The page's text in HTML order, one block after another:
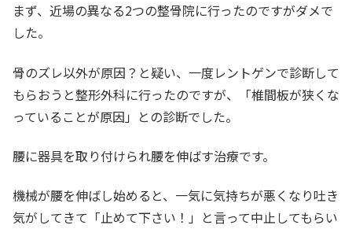
まず、近場の異なる2つの整骨院に行ったのですがダメで
した。
骨のズレ以外が原因？と疑い、一度レントゲンで診断して
もらおうと整形外科に行ったのですが、「椎間板が狭くな
っていることが原因」との診断でした。
腰に器具を取り付けられ腰を伸ばす治療です。
機械が腰を伸ばし始めると、一気に気持ちが悪くなり吐き
気がしてきて「止めて下さい！」と言って中止してもらい